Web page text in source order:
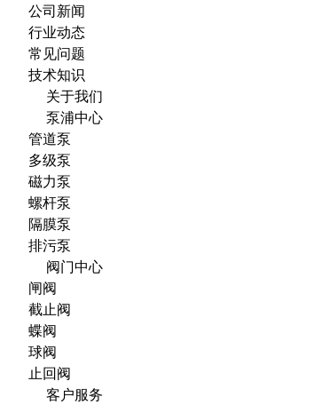
公司新闻
行业动态
常见问题
技术知识
关于我们
泵浦中心
管道泵
多级泵
磁力泵
螺杆泵
隔膜泵
排污泵
阀门中心
闸阀
截止阀
蝶阀
球阀
止回阀
客户服务